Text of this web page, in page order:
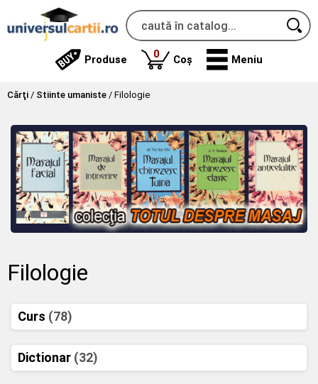
Produse 0produse
Coș Meniu
Cărţi / Stiinte umaniste / Filologie
Filologie
Curs (78)
Dictionar (32)